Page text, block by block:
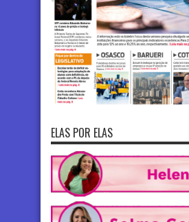
ELAS POR ELAS